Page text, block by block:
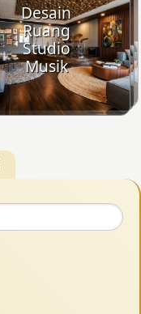
Desain
Ruang
Studio
Musik